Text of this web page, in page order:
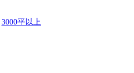
3000平以上